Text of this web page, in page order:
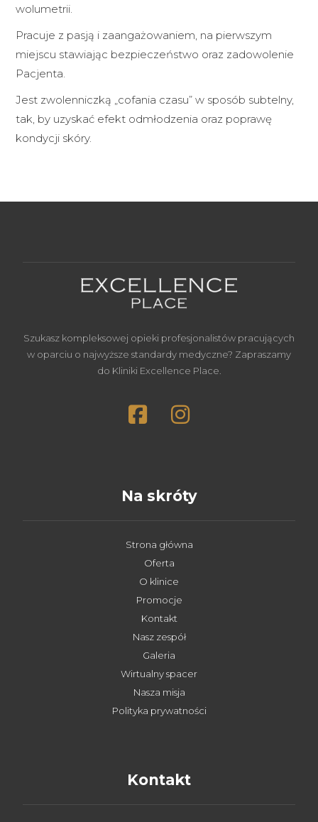
wolumetrii.
Pracuje z pasją i zaangażowaniem, na pierwszym
miejscu stawiając bezpieczeństwo oraz zadowolenie
Pacjenta.
Jest zwolenniczką „cofania czasu” w sposób subtelny,
tak, by uzyskać efekt odmłodzenia oraz poprawę
kondycji skóry.
Szukasz kompleksowej opieki profesjonalistów pracujących
w oparciu o najwyższe standardy medyczne? Zapraszamy
do Kliniki Excellence Place.
Na skróty
Strona główna
Oferta
O klinice
Promocje
Kontakt
Nasz zespół
Galeria
Wirtualny spacer
Nasza misja
Polityka prywatności
Kontakt